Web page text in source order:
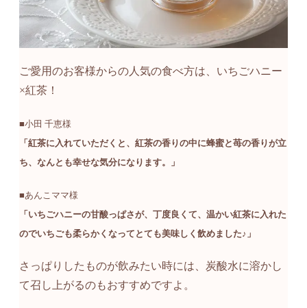
ご愛用のお客様からの人気の食べ方は、いちごハニー
×紅茶！
■小田 千恵様
「紅茶に入れていただくと、紅茶の香りの中に蜂蜜と苺の香りが立
ち、なんとも幸せな気分になります。」
■あんこママ様
「いちごハニーの甘酸っぱさが、丁度良くて、温かい紅茶に入れた
のでいちごも柔らかくなってとても美味しく飲めました♪」
さっぱりしたものが飲みたい時には、炭酸水に溶かし
て召し上がるのもおすすめですよ。